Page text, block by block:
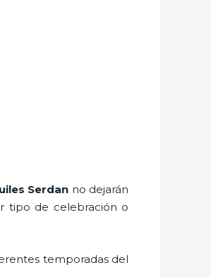
Serdan no dejarán
tipo de celebración o
temporadas del